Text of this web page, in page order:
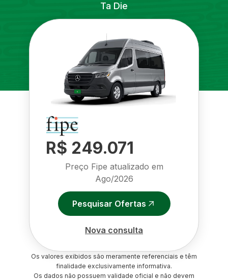
Ta Die
R$ 249.071
Preço Fipe atualizado em
Ago/2026
Pesquisar Ofertas
Nova consulta
Os valores exibidos são meramente referenciais e têm
finalidade exclusivamente informativa.
Os dados não possuem validade oficial e não devem